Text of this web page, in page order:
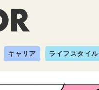
キャリア ライフスタイル